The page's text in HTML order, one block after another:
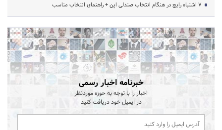
۷ اشتباه رایج در هنگام انتخاب صندلی اپن + راهنمای انتخاب مناسب
خبرنامه اخبار رسمی
اخبار را با توجه به حوزه موردنظر
در ایمیل خود دریافت کنید